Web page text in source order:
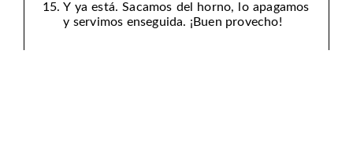
Y ya está. Sacamos del horno, lo apagamos
y servimos enseguida. ¡Buen provecho!